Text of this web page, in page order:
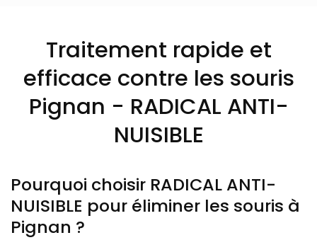
Traitement rapide et
efficace contre les souris
Pignan - RADICAL ANTI-
NUISIBLE
Pourquoi choisir RADICAL ANTI-
NUISIBLE pour éliminer les souris à
Pignan ?